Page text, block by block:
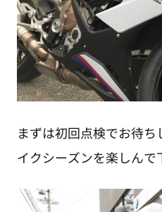
まずは初回点検でお待
イクシーズンを楽しんで